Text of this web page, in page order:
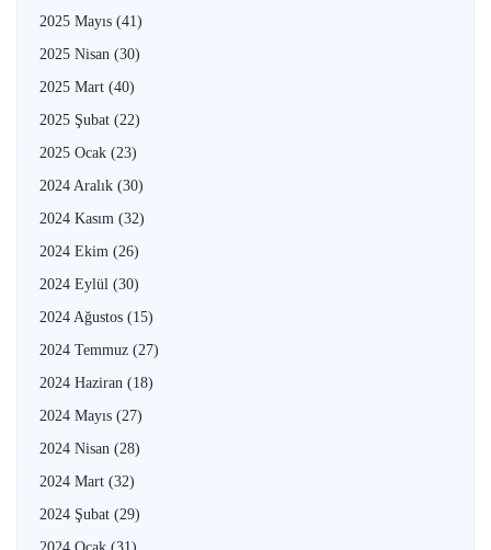
2025 Mayıs (41)
2025 Nisan (30)
2025 Mart (40)
2025 Şubat (22)
2025 Ocak (23)
2024 Aralık (30)
2024 Kasım (32)
2024 Ekim (26)
2024 Eylül (30)
2024 Ağustos (15)
2024 Temmuz (27)
2024 Haziran (18)
2024 Mayıs (27)
2024 Nisan (28)
2024 Mart (32)
2024 Şubat (29)